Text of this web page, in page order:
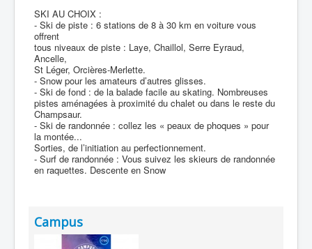
SKI AU CHOIX :
- Ski de piste : 6 stations de 8 à 30 km en voiture vous
offrent
tous niveaux de piste : Laye, Chaillol, Serre Eyraud,
Ancelle,
St Léger, Orcières-Merlette.
- Snow pour les amateurs d’autres glisses.
- Ski de fond : de la balade facile au skating. Nombreuses
pistes aménagées à proximité du chalet ou dans le reste du
Champsaur.
- Ski de randonnée : collez les « peaux de phoques » pour
la montée...
Sorties, de l’initiation au perfectionnement.
- Surf de randonnée : Vous suivez les skieurs de randonnée
en raquettes. Descente en Snow
Campus